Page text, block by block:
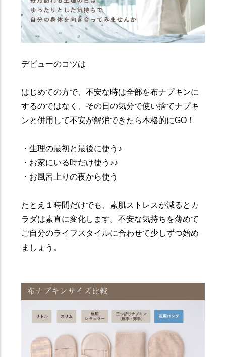
デビューのコツは
はじめての方で、不安な時は全部を布ナプキンに
するのではなく、その日の気分で使い捨てナプキ
ンと併用して不安が解消できたら本格的にGO！
・生理の最初と最後に使う♪
・お家にいる時だけ使う♪♪
・お風呂上りの夜から使う
たとえ１時間だけでも、素肌ストレスが減るとカ
ラダは素直に変化します。不安な気持ちを薄めて
ご自分のライフスタイルに合わせて少しずつ始め
ましょう。